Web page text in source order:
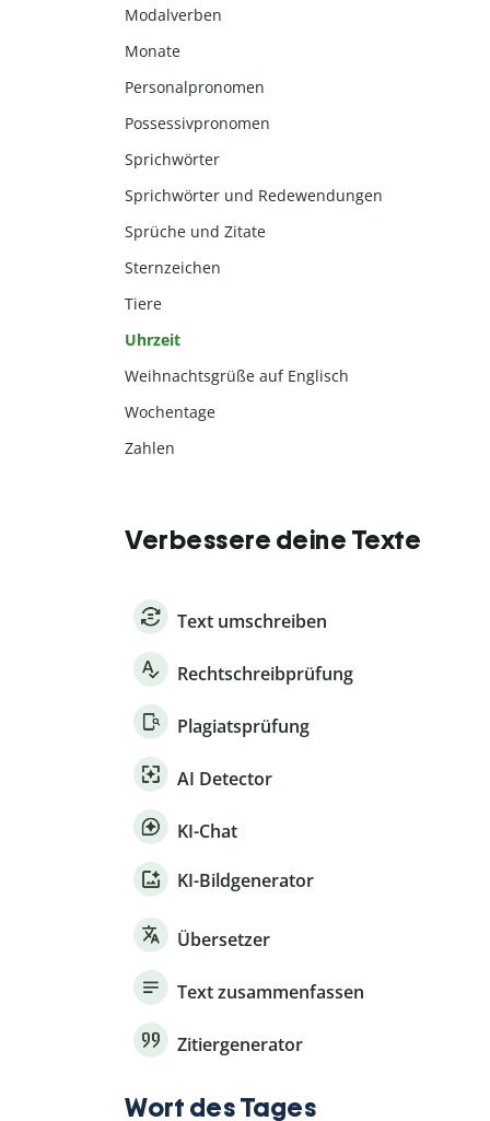
Modalverben
Monate
Personalpronomen
Possessivpronomen
Sprichwörter
Sprichwörter und Redewendungen
Sprüche und Zitate
Sternzeichen
Tiere
Uhrzeit
Weihnachtsgrüße auf Englisch
Wochentage
Zahlen
Verbessere deine Texte
Text umschreiben
Rechtschreibprüfung
Plagiatsprüfung
AI Detector
KI-Chat
KI-Bildgenerator
Übersetzer
Text zusammenfassen
Zitiergenerator
Wort des Tages